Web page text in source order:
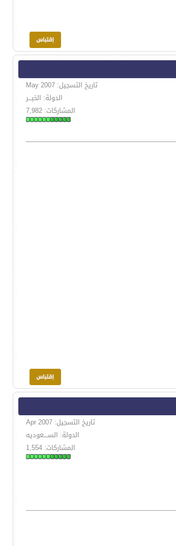
تاريخ التسجيل: May 2007
الدولة: الخبـــر
المشاركات: 7,982
تاريخ التسجيل: Apr 2007
الدولة: الســــعوديه
المشاركات: 1,554